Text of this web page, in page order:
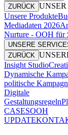
ZURÜCK
Unsere Produkte
Mediadaten 2026
Nurture - OOH für
UNSERE
ZURÜCK
Insight Studio
Dynamische
politische
Digitale
Gestaltungsregeln
CASESOOH
UPDATE